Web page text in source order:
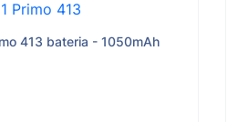
413 bateria - 1050mAh